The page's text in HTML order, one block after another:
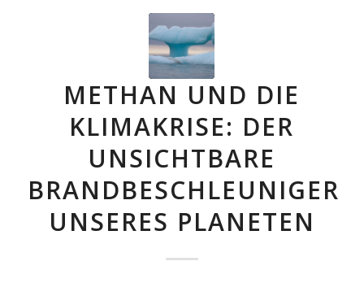
METHAN UND DIE
KLIMAKRISE: DER
UNSICHTBARE
BRANDBESCHLEUNIGER
UNSERES PLANETEN